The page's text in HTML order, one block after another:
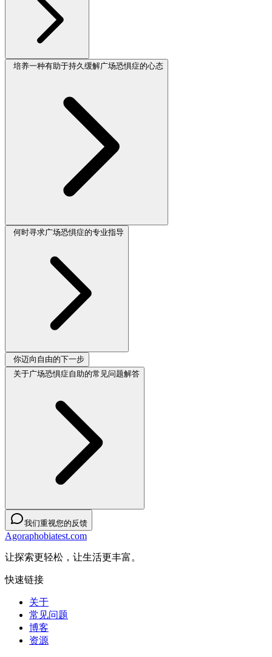
培养一种有助于持久缓解广场恐惧症的心态
何时寻求广场恐惧症的专业指导
你迈向自由的下一步
关于广场恐惧症自助的常见问题解答
我们重视您的反馈
Agoraphobiatest.com
让探索更轻松，让生活更丰富。
快速链接
关于
常见问题
博客
资源